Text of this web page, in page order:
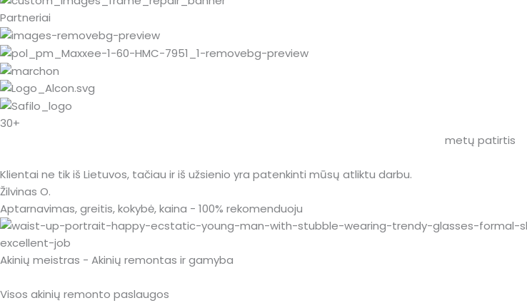
Partneriai
30+
metų patirtis
Klientai ne tik iš Lietuvos, tačiau ir iš užsienio yra patenkinti mūsų atliktu darbu.
Žilvinas O.
Aptarnavimas, greitis, kokybė, kaina - 100% rekomenduoju
Akinių meistras - Akinių remontas ir gamyba
Visos akinių remonto paslaugos